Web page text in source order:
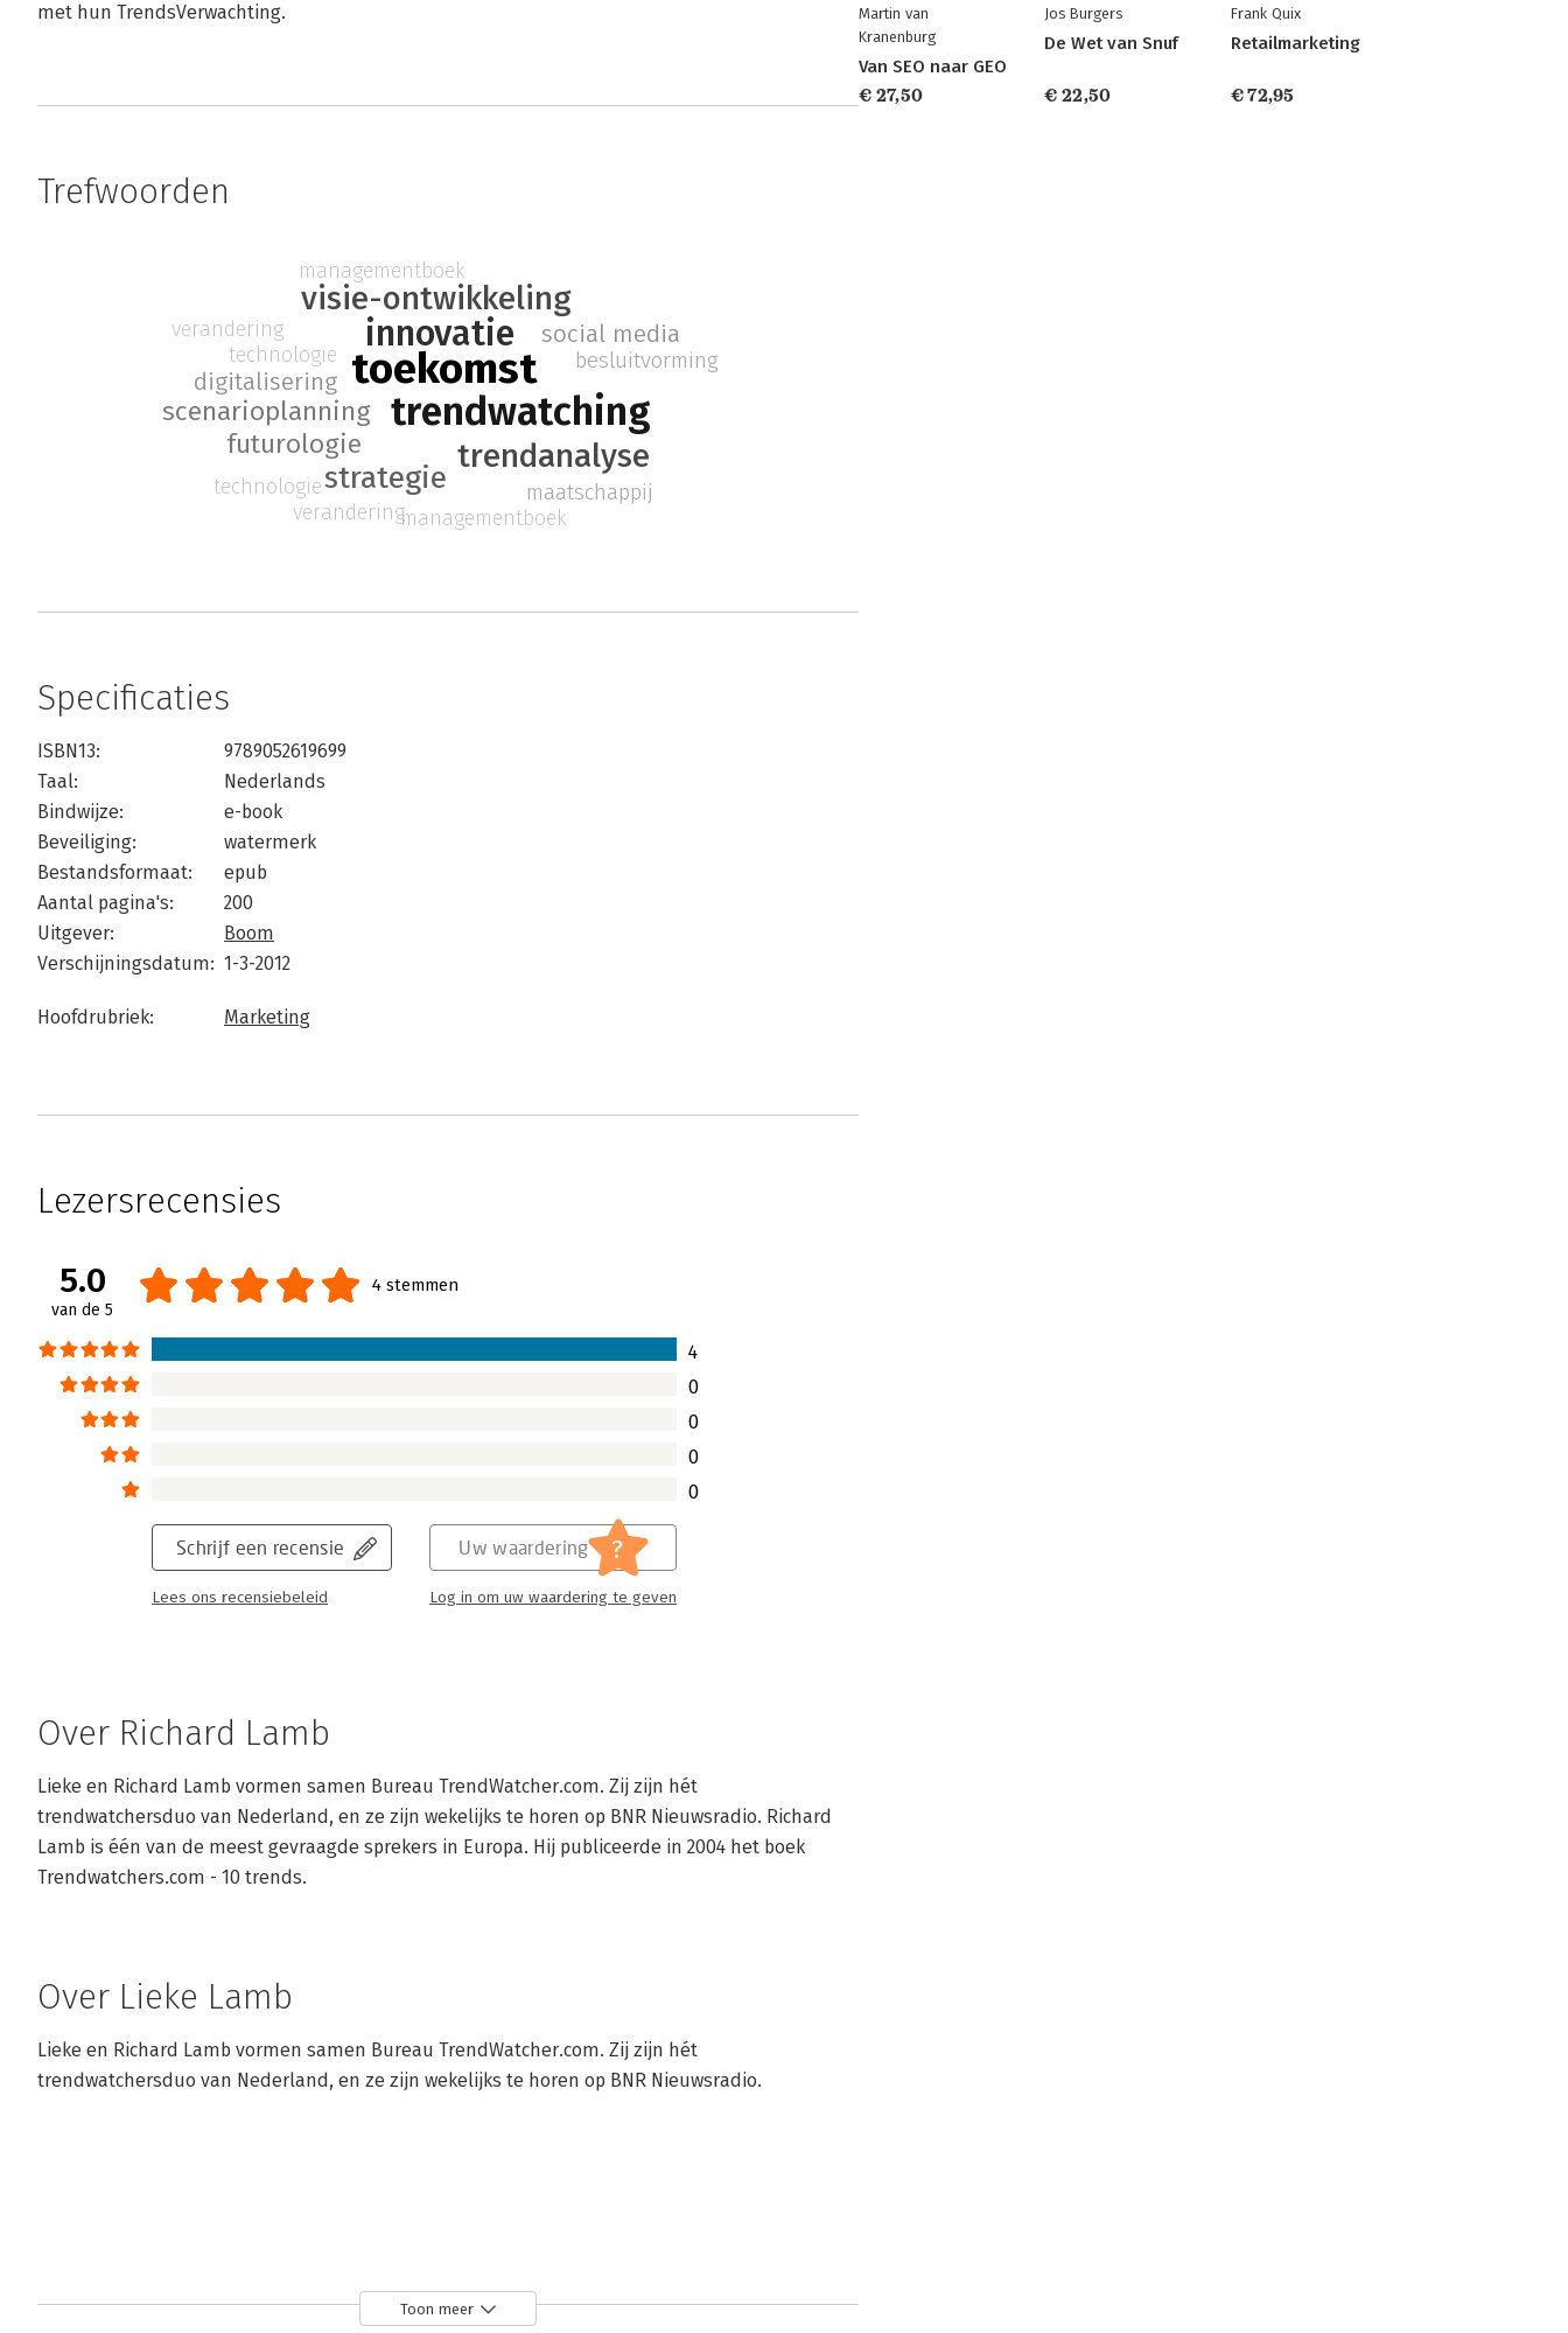
met hun TrendsVerwachting.
Trefwoorden
toekomst
trendwatching
innovatie
trendanalyse
visie-ontwikkeling
strategie
scenarioplanning
futurologie
digitalisering
social media
besluitvorming
maatschappij
technologie
managementboek
verandering
technologie
managementboek
verandering
Specificaties
ISBN13:
9789052619699
Taal:
Nederlands
Bindwijze:
e-book
Beveiliging:
watermerk
Bestandsformaat:
epub
Aantal pagina's:
200
Uitgever:
Boom
Verschijningsdatum: 1-3-2012
Hoofdrubriek: Marketing
Lezersrecensies
5.0
van de 5
4 stemmen
4
0
0
0
0
Schrijf een recensie
Lees ons recensiebeleid
Uw waardering ?
Log in om uw waardering te geven
Over Richard Lamb
Lieke en Richard Lamb vormen samen Bureau TrendWatcher.com. Zij zijn hét
trendwatchersduo van Nederland, en ze zijn wekelijks te horen op BNR Nieuwsradio. Richard
Lamb is één van de meest gevraagde sprekers in Europa. Hij publiceerde in 2004 het boek
Trendwatchers.com - 10 trends.
Over Lieke Lamb
Lieke en Richard Lamb vormen samen Bureau TrendWatcher.com. Zij zijn hét
trendwatchersduo van Nederland, en ze zijn wekelijks te horen op BNR Nieuwsradio.
Toon meer
Martin van
Kranenburg
Van SEO naar GEO
€ 27,50
Jos Burgers
De Wet van Snuf
€ 22,50
Frank Quix
Retailmarketing
€ 72,95